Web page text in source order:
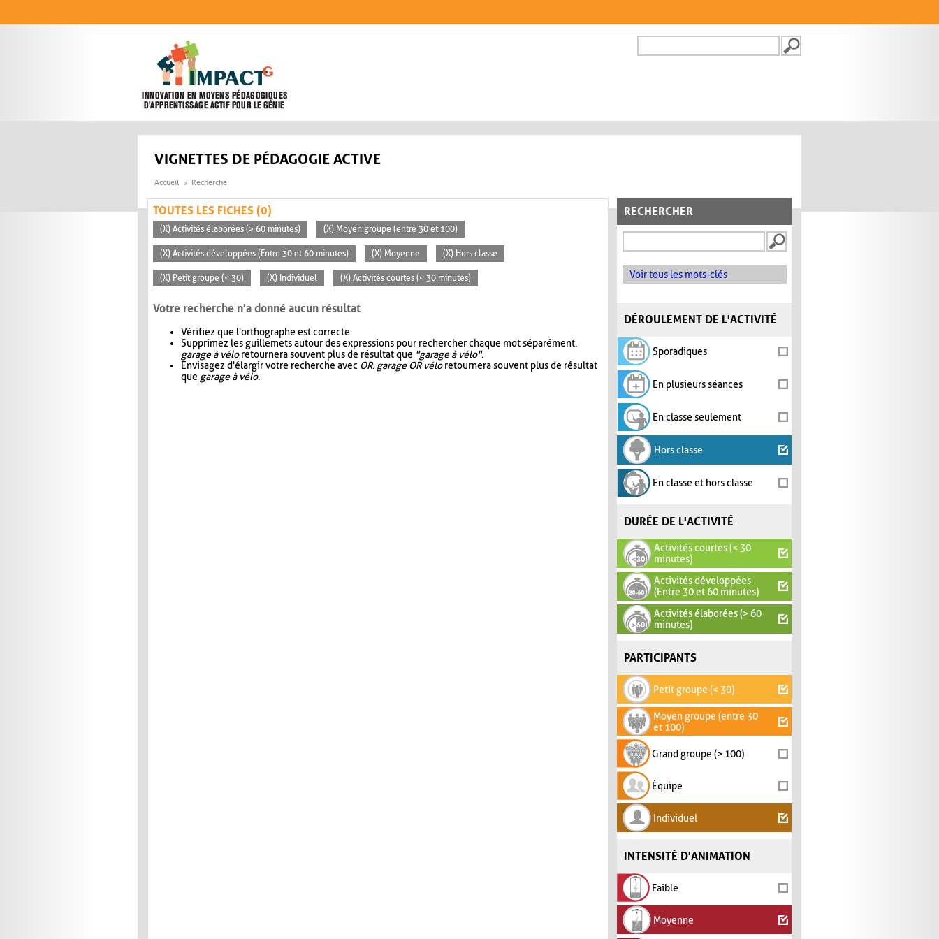
FORMULAIRE DE
VIGNETTES DE PÉDAGOGIE ACTIVE
Accueil Recherche
RECHERCHER
Voir tous les mots-clés
DÉROULEMENT DE L'ACTIVITÉ
Sporadiques
En plusieurs séances
En classe seulement
Hors classe
En classe et hors classe
DURÉE DE L'ACTIVITÉ
Activités courtes (< 30
minutes)
Activités développées
(Entre 30 et 60 minutes)
Activités élaborées (> 60
minutes)
PARTICIPANTS
Petit groupe (< 30)
Moyen groupe (entre 30
et 100)
Grand groupe (> 100)
Équipe
Individuel
INTENSITÉ D'ANIMATION
Faible
Moyenne
TOUTES LES FICHES (0)
(X) Activités élaborées (> 60 minutes) (X) Moyen groupe (entre 30 et 100)
(X) Activités développées (Entre 30 et 60 minutes) (X) Moyenne (X) Hors classe
(X) Petit groupe (< 30) (X) Individuel (X) Activités courtes (< 30 minutes)
Votre recherche n'a donné aucun résultat
Vérifiez que l'orthographe est correcte.
Supprimez les guillemets autour des expressions pour rechercher chaque mot séparément.
garage à véloretournera souvent plus de résultat que "garage à vélo".
Envisagez d'élargir votre recherche avec OR. garage OR véloretournera souvent plus de résultat
que garage à vélo.